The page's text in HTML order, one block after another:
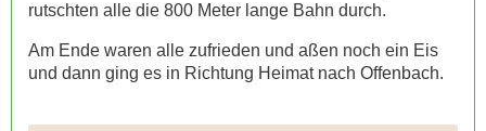
rutschten alle die 800 Meter lange Bahn durch.
Am Ende waren alle zufrieden und aßen noch ein Eis
und dann ging es in Richtung Heimat nach Offenbach.